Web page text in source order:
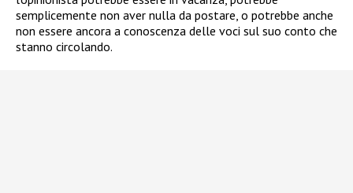
semplicemente non aver nulla da postare, o potrebbe anche
non essere ancora a conoscenza delle voci sul suo conto che
stanno circolando.